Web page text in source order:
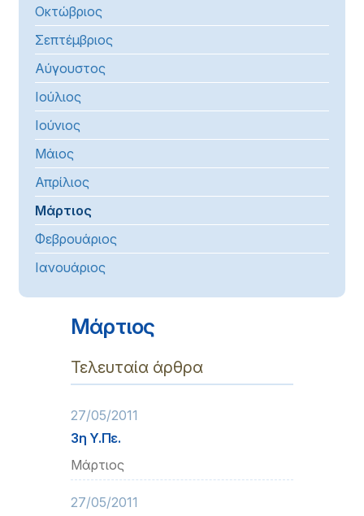
Οκτώβριος
Σεπτέμβριος
Αύγουστος
Ιούλιος
Ιούνιος
Μάιος
Απρίλιος
Μάρτιος
Φεβρουάριος
Ιανουάριος
Μάρτιος
Τελευταία άρθρα
27/05/2011
3η Υ.Πε.
Μάρτιος
27/05/2011